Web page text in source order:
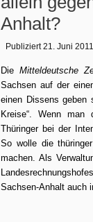
Anhalt?
Publiziert 21. Juni 2011
Die Mitteldeutsche
Sachsen auf der
einen Dissens geben
Kreise“. Wenn man
Thüringer bei der
So wolle die
machen. Als
Sachsen-Anhalt auch